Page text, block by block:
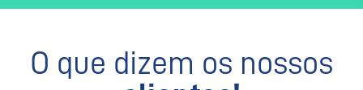
O que dizem os nossos